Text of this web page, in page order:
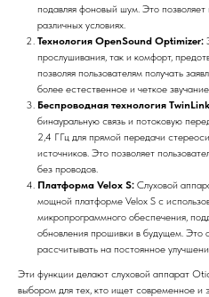
подавляя фоновый шум. Это
различных условиях.
Технология OpenSound Optimizer:
прослушивания, так и комфорт,
позволяя пользователям получать
более естественное и четкое
Беспроводная технология
бинауральную связь и потоковую
2,4 ГГц для прямой передачи
источников. Это позволяет
без проводов.
Платформа Velox S: Слуховой
мощной платформе Velox S с
микропрограммного обеспечения,
обновления прошивки в будущем. Это
рассчитывать на постоянное
Эти функции делают слуховой аппарат
выбором для тех, кто ищет современное и